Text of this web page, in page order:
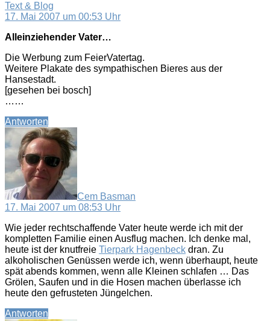
Text & Blog
17. Mai 2007 um 00:53 Uhr
Alleinziehender Vater…
Die Werbung zum FeierVatertag.
Weitere Plakate des sympathischen Bieres aus der
Hansestadt.
[gesehen bei bosch]
……
Antworten
Cem Basman
17. Mai 2007 um 08:53 Uhr
Wie jeder rechtschaffende Vater heute werde ich mit der
kompletten Familie einen Ausflug machen. Ich denke mal,
heute ist der knutfreie Tierpark Hagenbeck dran. Zu
alkoholischen Genüssen werde ich, wenn überhaupt, heute
spät abends kommen, wenn alle Kleinen schlafen … Das
Grölen, Saufen und in die Hosen machen überlasse ich
heute den gefrusteten Jüngelchen.
Antworten